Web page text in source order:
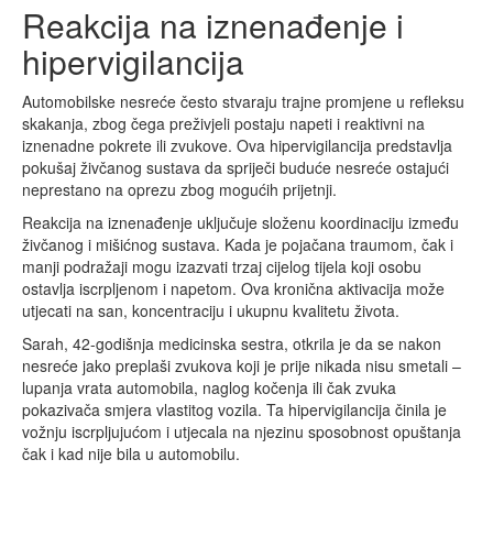
Reakcija na iznenađenje i
hipervigilancija
Automobilske nesreće često stvaraju trajne promjene u refleksu
skakanja, zbog čega preživjeli postaju napeti i reaktivni na
iznenadne pokrete ili zvukove. Ova hipervigilancija predstavlja
pokušaj živčanog sustava da spriječi buduće nesreće ostajući
neprestano na oprezu zbog mogućih prijetnji.
Reakcija na iznenađenje uključuje složenu koordinaciju između
živčanog i mišićnog sustava. Kada je pojačana traumom, čak i
manji podražaji mogu izazvati trzaj cijelog tijela koji osobu
ostavlja iscrpljenom i napetom. Ova kronična aktivacija može
utjecati na san, koncentraciju i ukupnu kvalitetu života.
Sarah, 42-godišnja medicinska sestra, otkrila je da se nakon
nesreće jako preplaši zvukova koji je prije nikada nisu smetali –
lupanja vrata automobila, naglog kočenja ili čak zvuka
pokazivača smjera vlastitog vozila. Ta hipervigilancija činila je
vožnju iscrpljujućom i utjecala na njezinu sposobnost opuštanja
čak i kad nije bila u automobilu.